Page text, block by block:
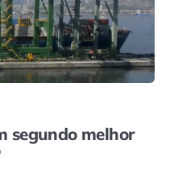
segundo melhor